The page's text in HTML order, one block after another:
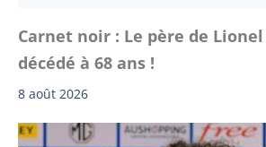
Carnet noir : Le père de
décédé à 68 ans !
8 août 2026